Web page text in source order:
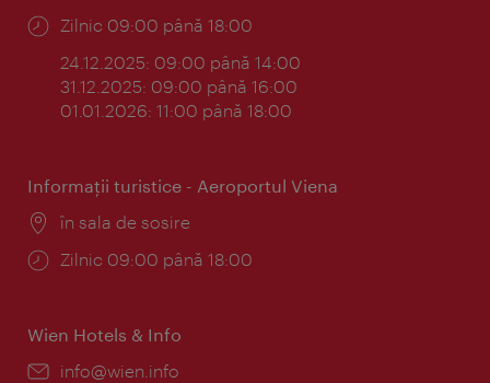
Program:
Zilnic 09:00 până 18:00
24.12.2025: 09:00 până 14:00
31.12.2025: 09:00 până 16:00
01.01.2026: 11:00 până 18:00
Informaţii turistice - Aeroportul Viena
Locul:
în sala de sosire
Program:
Zilnic 09:00 până 18:00
Wien Hotels & Info
E-
info@wien.info